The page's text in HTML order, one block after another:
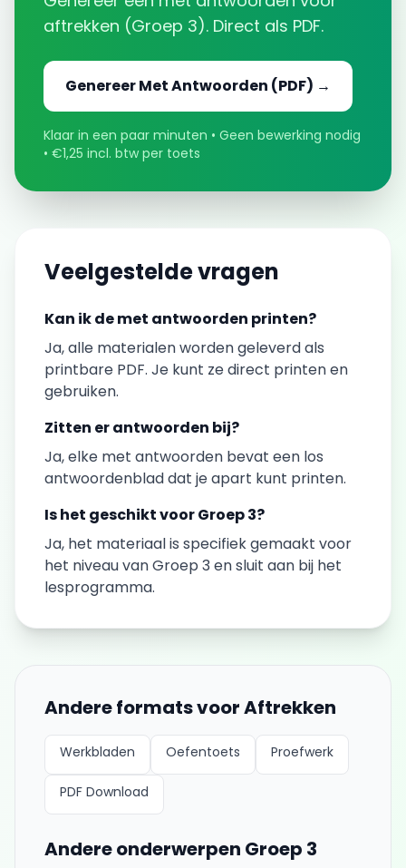
aftrekken (Groep 3). Direct als PDF.
GenereerMet Antwoorden (PDF) →
Klaar in een paar minuten • Geen bewerking nodig
• €1,25 incl. btw per toets
Veelgestelde vragen
Kan ik demet antwoorden printen?
Ja, alle materialen worden geleverd als
printbare PDF. Je kunt ze direct printen en
gebruiken.
Zitten er antwoorden bij?
Ja, elke met antwoorden bevat een los
antwoordenblad dat je apart kunt printen.
Is het geschikt voorGroep 3?
Ja, het materiaal is specifiek gemaakt voor
het niveau vanGroep 3 en sluit aan bij het
lesprogramma.
Andere formats voorAftrekken
Werkbladen Oefentoets Proefwerk
PDF Download
Andere onderwerpen Groep 3